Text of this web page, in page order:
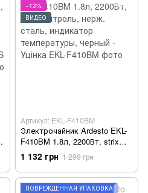
−13%
ВИДЕО
Артикул: EKL-F410BM
Электрочайник Ardesto EKL-
F410BM 1.8л, 2200Вт, strix
контроль, нерж. сталь,
индикатор температуры,
черный - Уцінка
1 132 грн 1 299 грн
ПОВРЕЖДЁННАЯ УПАКОВКА